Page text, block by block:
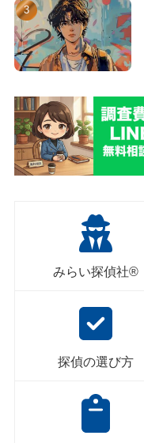
みらい探偵社®︎
探偵の選び方